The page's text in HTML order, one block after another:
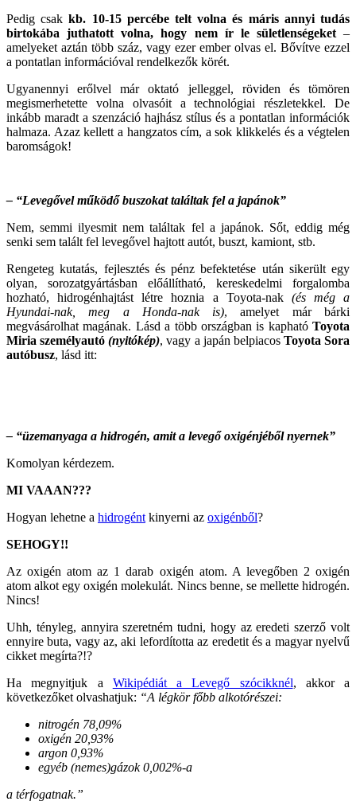
Pedig csakkb. 10-15 percébe telt volna és máris annyi tudás
birtokába juthatott volna, hogy nem ír le sületlenségeket–
amelyeket aztán több száz, vagy ezer ember olvas el. Bővítve ezzel
a pontatlan információval rendelkezők körét.
Ugyanennyi erőlvel már oktató jelleggel, röviden és tömören
megismerhetette volna olvasóit a technológiai részletekkel. De
inkább maradt a szenzáció hajhász stílus és a pontatlan információk
halmaza. Azaz kellett a hangzatos cím, a sok klikkelés és a végtelen
baromságok!
– “Levegővel működő buszokat találtak fel a japánok”
Nem, semmi ilyesmit nem találtak fel a japánok. Sőt, eddig még
senki sem talált fel levegővel hajtott autót, buszt, kamiont, stb.
Rengeteg kutatás, fejlesztés és pénz befektetése után sikerült egy
olyan, sorozatgyártásban előállítható, kereskedelmi forgalomba
hozható, hidrogénhajtást létre hoznia a Toyota-nak (és még a
Hyundai-nak, meg a Honda-nak is), amelyet már bárki
megvásárolhat magának. Lásd a több országban is kapható Toyota
Miria személyautó(nyitókép), vagy a japán belpiacos Toyota Sora
autóbusz, lásd itt:
– “üzemanyaga a hidrogén, amit a levegő oxigénjéből nyernek”
Komolyan kérdezem.
MI VAAAN???
Hogyan lehetne a hidrogént kinyerni az oxigénből?
SEHOGY!!
Az oxigén atom az 1 darab oxigén atom. A levegőben 2 oxigén
atom alkot egy oxigén molekulát. Nincs benne, se mellette hidrogén.
Nincs!
Uhh, tényleg, annyira szeretném tudni, hogy az eredeti szerző volt
ennyire buta, vagy az, aki lefordította az eredetit és a magyar nyelvű
cikket megírta?!?
Ha megnyitjuk a Wikipédiát a Levegő szócikknél, akkor a
következőket olvashatjuk: “A légkör főbb alkotórészei:
nitrogén 78,09%
oxigén 20,93%
argon 0,93%
egyéb (nemes)gázok 0,002%-a
a térfogatnak.”